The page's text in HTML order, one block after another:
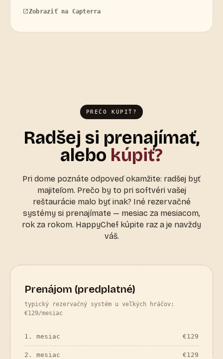
Zobraziť na Capterra
PREČO KÚPIŤ?
Radšej si prenajímať,
alebo kúpiť?
Pri dome poznáte odpoveď okamžite: radšej byť
majiteľom. Prečo by to pri softvéri vašej
reštaurácie malo byť inak? Iné rezervačné
systémy si prenajímate — mesiac za mesiacom,
rok za rokom. HappyChef kúpite raz a je navždy
váš.
Prenájom (predplatné)
typický rezervačný systém u veľkých hráčov:
€129/mesiac
1. mesiac €129
2. mesiac €129